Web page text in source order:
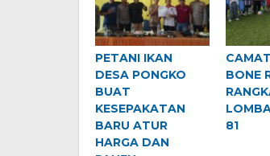
PETANI IKAN
DESA PONGKO
BUAT
KESEPAKATAN
BARU ATUR
HARGA DAN
BONE
81